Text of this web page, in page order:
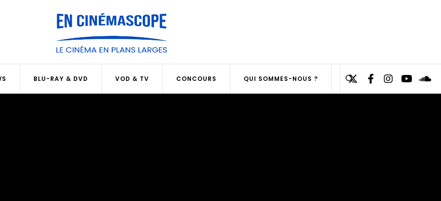
BLU-RAY & DVD VOD & TV CONCOURS QUI SOMMES-NOUS ? Search
for: